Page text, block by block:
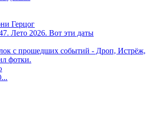
Герцог
Лето 2026. Вот эти даты
с прошедших событий - Дроп, Истрёж,
фотки.